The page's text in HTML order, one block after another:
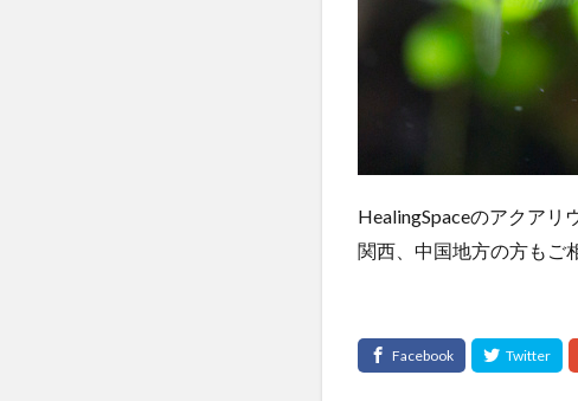
HealingSpaceのアクアリ
関西、中国地方の方もご